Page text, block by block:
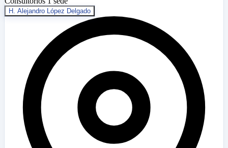
H. Alejandro López Delgado